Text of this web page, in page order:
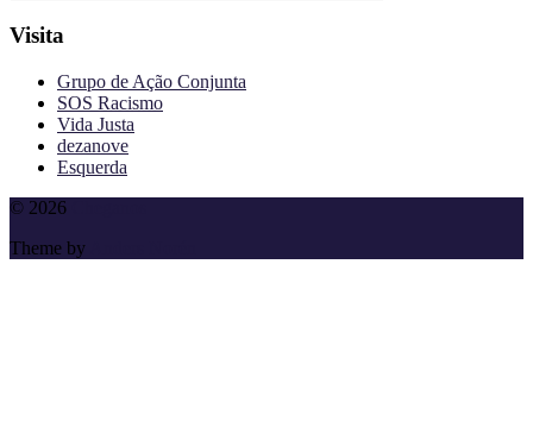
Visita
Grupo de Ação Conjunta
SOS Racismo
Vida Justa
dezanove
Esquerda
To
top
© 2026
Theme by